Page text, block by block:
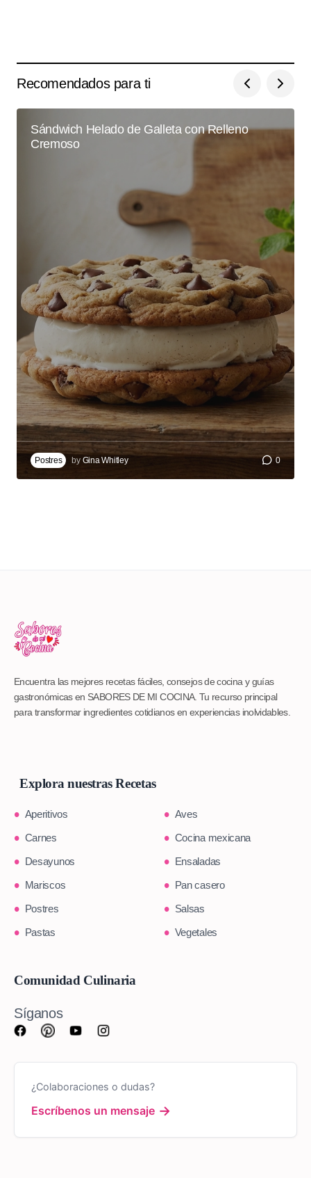
Recomendados para ti
Sándwich Helado de Galleta con Relleno
Cremoso
Postres by Gina Whitley 0
Encuentra las mejores recetas fáciles, consejos de cocina y guías
gastronómicas en SABORES DE MI COCINA. Tu recurso principal
para transformar ingredientes cotidianos en experiencias inolvidables.
Explora nuestras Recetas
Aperitivos
Aves
Carnes
Cocina mexicana
Desayunos
Ensaladas
Mariscos
Pan casero
Postres
Salsas
Pastas
Vegetales
Comunidad Culinaria
Síganos
¿Colaboraciones o dudas?
Escríbenos un mensaje →